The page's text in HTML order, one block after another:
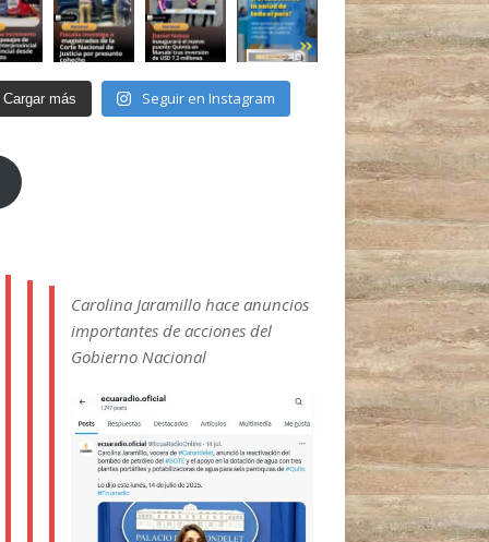
Cargar más Seguir en Instagram
Carolina Jaramillo hace anuncios
importantes de acciones del
Gobierno Nacional